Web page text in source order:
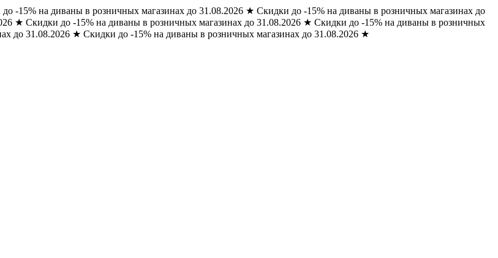
-15% на диваны в розничных магазинах до 31.08.2026 ★ Скидки до -15% на диваны в розничных магазинах до
★ Скидки до -15% на диваны в розничных магазинах до 31.08.2026 ★ Скидки до -15% на диваны в розничных
до 31.08.2026 ★ Скидки до -15% на диваны в розничных магазинах до 31.08.2026 ★